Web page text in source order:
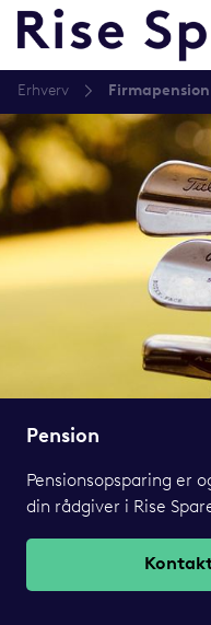
Erhverv
Pension
Pensionsopsparing er
din rådgiver i Rise